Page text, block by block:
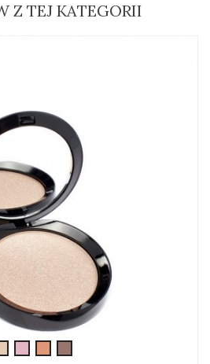
Z TEJ KATEGORII